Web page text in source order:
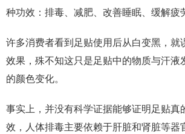
种功效：排毒、减肥、改善睡眠、缓解疲
许多消费者看到足贴使用后从白变黑，就
效果，殊不知这只是足贴中的物质与汗液
的颜色变化。
事实上，并没有科学证据能够证明足贴真
效，人体排毒主要依赖于肝脏和肾脏等器